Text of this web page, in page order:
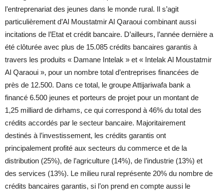
l’entreprenariat des jeunes dans le monde rural. Il s’agit
particulièrement d’Al Moustatmir Al Qaraoui combinant aussi
incitations de l’Etat et crédit bancaire. D’ailleurs, l’année dernière a
été clôturée avec plus de 15.085 crédits bancaires garantis à
travers les produits « Damane Intelak » et « Intelak Al Moustatmir
Al Qaraoui », pour un nombre total d’entreprises financées de
près de 12.500. Dans ce total, le groupe Attijariwafa bank a
financé 6.500 jeunes et porteurs de projet pour un montant de
1,25 milliard de dirhams, ce qui correspond à 46% du total des
crédits accordés par le secteur bancaire. Majoritairement
destinés à l’investissement, les crédits garantis ont
principalement profité aux secteurs du commerce et de la
distribution (25%), de l’agriculture (14%), de l’industrie (13%) et
des services (13%). Le milieu rural représente 20% du nombre de
crédits bancaires garantis, si l’on prend en compte aussi le